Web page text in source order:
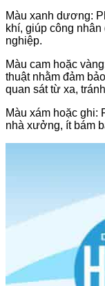
Màu xanh dương:
khí, giúp công
nghiệp.
Màu cam hoặc
thuật nhằm đảm
quan sát từ xa,
Màu xám hoặc ghi:
nhà xưởng, ít bám